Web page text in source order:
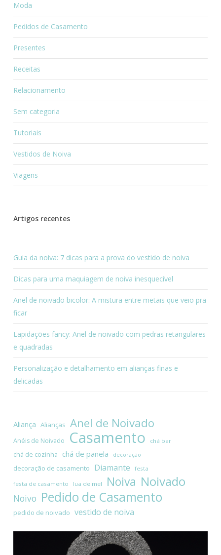
Moda
Pedidos de Casamento
Presentes
Receitas
Relacionamento
Sem categoria
Tutoriais
Vestidos de Noiva
Viagens
Artigos recentes
Guia da noiva: 7 dicas para a prova do vestido de noiva
Dicas para uma maquiagem de noiva inesquecível
Anel de noivado bicolor: A mistura entre metais que veio pra
ficar
Lapidações fancy: Anel de noivado com pedras retangulares
e quadradas
Personalização e detalhamento em alianças finas e
delicadas
Aliança Alianças Anel de Noivado
Anéis de Noivado Casamento chá bar
chá de cozinha chá de panela decoração
decoração de casamento Diamante festa
festa de casamento lua de mel Noiva Noivado
Noivo Pedido de Casamento
pedido de noivado vestido de noiva